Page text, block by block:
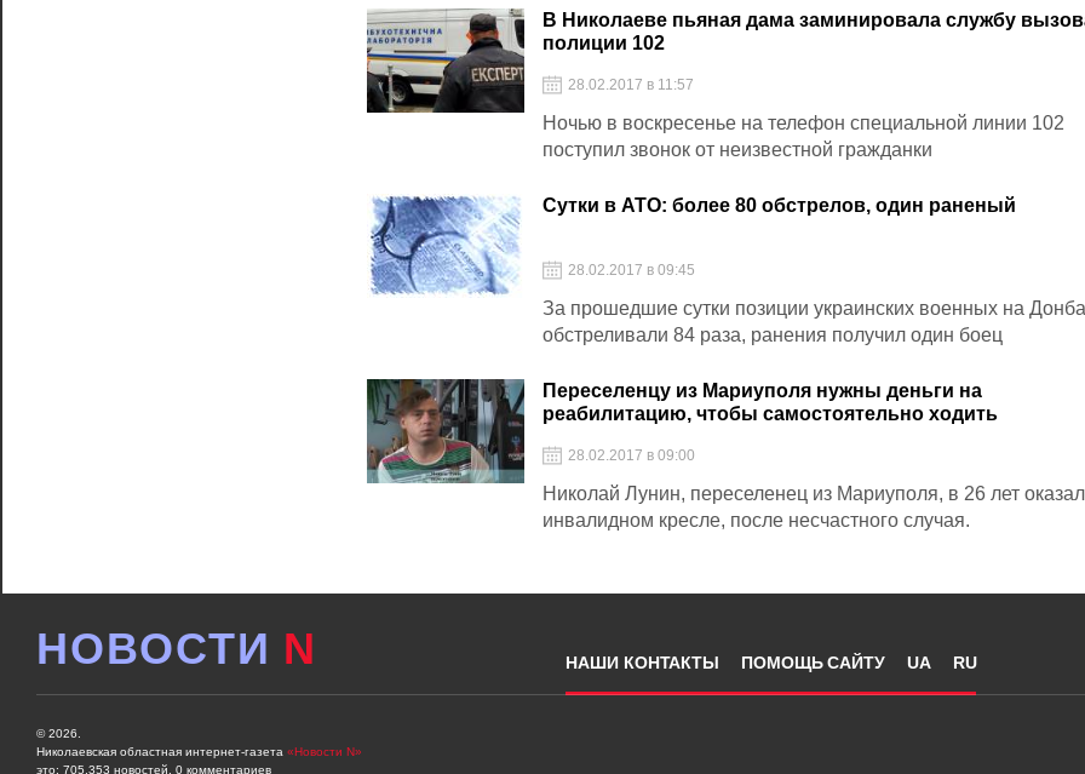
В Николаеве пьяная дама заминировала службу
полиции 102
28.02.2017 в 11:57
Ночью в воскресенье на телефон специальной линии 102
поступил звонок от неизвестной гражданки
Сутки в АТО: более 80 обстрелов, один раненый
28.02.2017 в 09:45
За прошедшие сутки позиции украинских военных на
обстреливали 84 раза, ранения получил один боец
Переселенцу из Мариуполя нужны деньги на
реабилитацию, чтобы самостоятельно ходить
28.02.2017 в 09:00
Николай Лунин, переселенец из Мариуполя, в 26 лет
инвалидном кресле, после несчастного случая.
НОВОСТИ N НАШИ КОНТАКТЫ ПОМОЩЬ САЙТУ UA RU
© 2026.
Николаевская областная интернет-газета «Новости N»
это: 705,353 новостей, 0 комментариев